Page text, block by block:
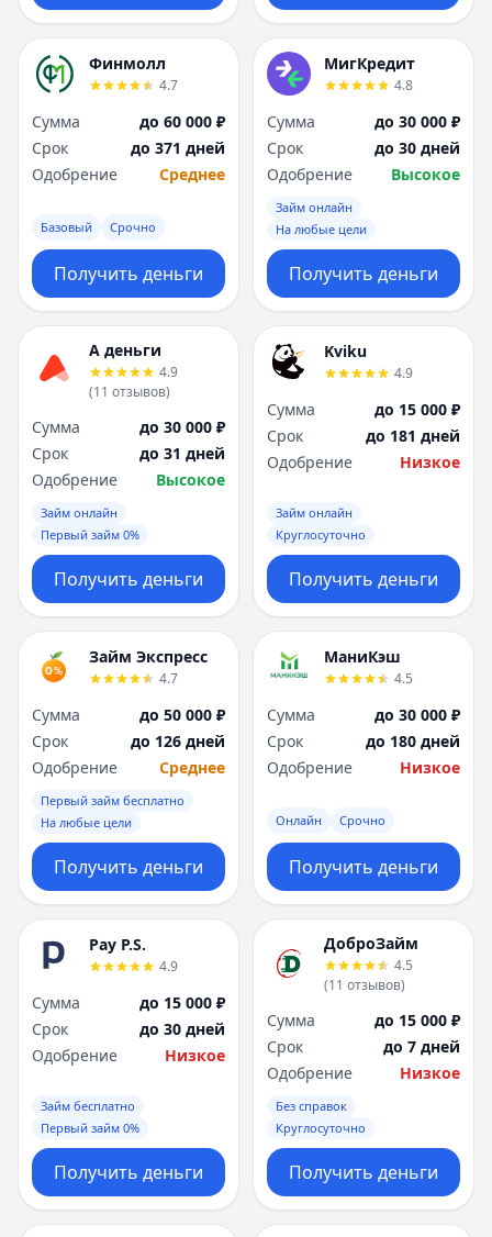
Финмолл
4.7
Сумма
до 60 000 ₽
Срок
до 371 дней
Одобрение
Среднее
Базовый Срочно
Получить деньги
МигКредит
4.8
Сумма
до 30 000 ₽
Срок
до 30 дней
Одобрение
Высокое
Займ онлайн
На любые цели
Получить деньги
А деньги
4.9
(11 отзывов)
Сумма
до 30 000 ₽
Срок
до 31 дней
Одобрение
Высокое
Займ онлайн
Первый займ 0%
Получить деньги
Kviku
4.9
Сумма
до 15 000 ₽
Срок
до 181 дней
Одобрение
Низкое
Займ онлайн
Круглосуточно
Получить деньги
Займ Экспресс
4.7
Сумма
до 50 000 ₽
Срок
до 126 дней
Одобрение
Среднее
Первый займ бесплатно
На любые цели
Получить деньги
МаниКэш
4.5
Сумма
до 30 000 ₽
Срок
до 180 дней
Одобрение
Низкое
Онлайн Срочно
Получить деньги
Pay P.S.
4.9
Сумма
до 15 000 ₽
Срок
до 30 дней
Одобрение
Низкое
Займ бесплатно
Первый займ 0%
Получить деньги
ДоброЗайм
4.5
(11 отзывов)
Сумма
до 15 000 ₽
Срок
до 7 дней
Одобрение
Низкое
Без справок
Круглосуточно
Получить деньги